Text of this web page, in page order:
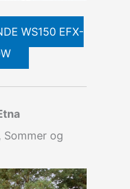
WS150 EFX-
Sommer og